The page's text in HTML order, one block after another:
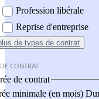
Profession libérale
Reprise d'entreprise
de types de contrat
CONTRAT
de contrat
minimale (en mois)